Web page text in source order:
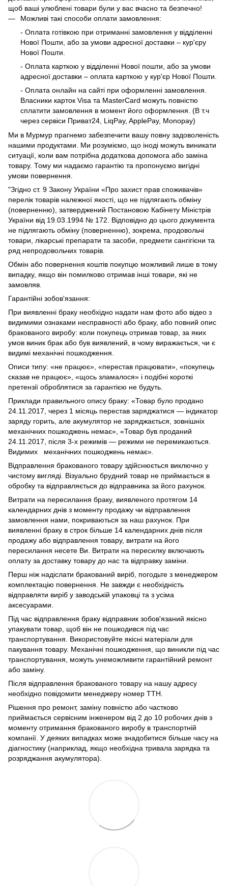
щоб ваші улюблені товари були у вас вчасно та безпечно!
Можливі такі способи оплати замовлення:
- Оплата готівкою при отриманні замовлення у відділенні
Нової Пошти, або за умови адресної доставки – кур'єру
Нової Пошти.
- Оплата карткою у відділенні Нової пошти, або за умови
адресної доставки – оплата карткою у кур'єр Нової Пошти.
- Оплата онлайн на сайті при оформленні замовлення.
Власники карток Visa та MasterCard можуть повністю
сплатити замовлення в момент його оформлення. (В т.ч
через сервіси Приват24, LiqPay, ApplePay, Monopay)
Ми в Мурмур прагнемо забезпечити вашу повну задоволеність
нашими продуктами. Ми розуміємо, що іноді можуть виникати
ситуації, коли вам потрібна додаткова допомога або заміна
товару. Тому ми надаємо гарантію та пропонуємо вигідні
умови повернення.
"Згідно ст. 9 Закону України «Про захист прав споживачів»
перелік товарів належної якості, що не підлягають обміну
(поверненню), затверджений Постановою Кабінету Міністрів
України від 19.03.1994 № 172. Відповідно до цього документа
не підлягають обміну (поверненню), зокрема, продовольчі
товари, лікарські препарати та засоби, предмети сангігієни та
ряд непродовольчих товарів.
Обмін або повернення коштів покупцю можливий лише в тому
випадку, якщо він помилково отримав інші товари, які не
замовляв.
Гарантійні зобов'язання:
При виявленні браку необхідно надати нам фото або відео з
видимими ознаками несправності або браку, або повний опис
бракованого виробу: коли покупець отримав товар, за яких
умов виник брак або був виявлений, в чому виражається, чи є
видимі механічні пошкодження.
Описи типу: «не працює», «перестав працювати», «покупець
сказав не працює», «щось зламалося» і подібні короткі
претензії оброблятися за гарантією не будуть.
Приклади правильного опису браку: «Товар було продано
24.11.2017, через 1 місяць перестав заряджатися — індикатор
заряду горить, але акумулятор не заряджається, зовнішніх
механічних пошкоджень немає», «Товар був проданий
24.11.2017, після 3-х режимів — режими не перемикаються.
Видимих механічних пошкоджень немає».
Відправлення бракованого товару здійснюється виключно у
чистому вигляді. Візуально брудний товар не приймається в
обробку та відправляється до відправника за його рахунок.
Витрати на пересилання браку, виявленого протягом 14
календарних днів з моменту продажу чи відправлення
замовлення нами, покриваються за наш рахунок. При
виявленні браку в строк більше 14 календарних днів після
продажу або відправлення товару, витрати на його
пересилання несете Ви. Витрати на пересилку включають
оплату за доставку товару до нас та відправку заміни.
Перш ніж надіслати бракований виріб, погодьте з менеджером
комплектацію повернення. Не завжди є необхідність
відправляти виріб у заводській упаковці та з усіма
аксесуарами.
Під час відправлення браку відправник зобов'язаний якісно
упакувати товар, щоб він не пошкодився під час
транспортування. Використовуйте якісні матеріали для
пакування товару. Механічні пошкодження, що виникли під час
транспортування, можуть унеможливити гарантійний ремонт
або заміну.
Після відправлення бракованого товару на нашу адресу
необхідно повідомити менеджеру номер ТТН.
Рішення про ремонт, заміну повністю або частково
приймається сервісним інженером від 2 до 10 робочих днів з
моменту отримання бракованого виробу в транспортній
компанії. У деяких випадках може знадобитися більше часу на
діагностику (наприклад, якщо необхідна тривала зарядка та
розряджання акумулятора).